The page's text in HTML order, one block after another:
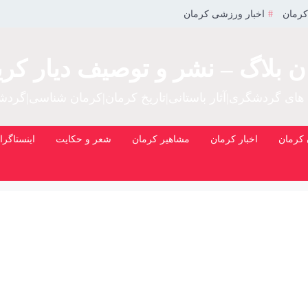
کرمان اخبار ورزشی کرمان
کرمان اخبار کرمان مشاهیر کرمان شعر و حکایت